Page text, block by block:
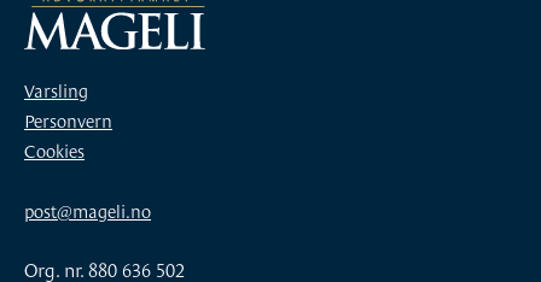
Varsling
Personvern
Cookies
post@mageli.no
Org. nr. 880 636 502